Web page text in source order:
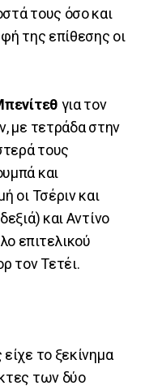
τους όσο και
της επίθεσης οι
για τον
με τετράδα στην
τους
και
οι Τσέριν και
και Αντίνο
επιτελικού
τον Τετέι.
το ξεκίνημα
των δύο